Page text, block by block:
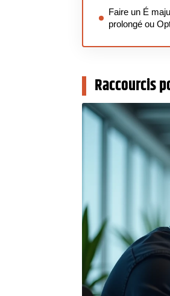
Faire un É
prolongé ou
Raccourcis